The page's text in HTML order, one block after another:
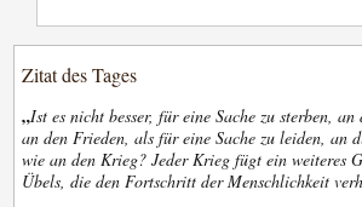
Zitat des Tages
„Ist es nicht besser, für eine Sache zu sterben,
an den Frieden, als für eine Sache zu leiden, an
wie an den Krieg? Jeder Krieg fügt ein weiteres
Übels, die den Fortschritt der Menschlichkeit